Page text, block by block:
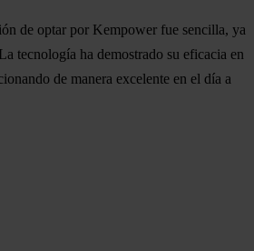
de optar por Kempower fue sencilla, ya
tecnología ha demostrado su eficacia en
de manera excelente en el día a